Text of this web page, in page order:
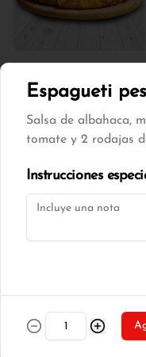
Espagueti
Salsa de albahaca,
tomate y 2 rodajas
Instrucciones